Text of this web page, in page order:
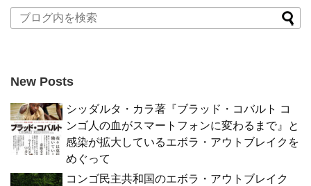
New Posts
シッダルタ・カラ著『ブラッド・コバルト コ
ンゴ人の血がスマートフォンに変わるまで』と
感染が拡大しているエボラ・アウトブレイクを
めぐって
コンゴ民主共和国のエボラ・アウトブレイク